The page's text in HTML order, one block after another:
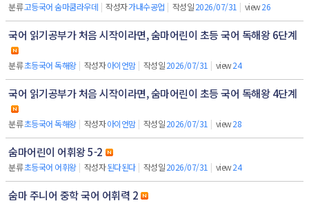
분류고등국어 숨마쿰라우데 | 작성자가내수공업 | 작성일2026/07/31 | view26
국어 읽기공부가 처음 시작이라면, 숨마어린이 초등 국어 독해왕 6단계
분류초등국어 독해왕 | 작성자아이언맘 | 작성일2026/07/31 | view24
국어 읽기공부가 처음 시작이라면, 숨마어린이 초등 국어 독해왕 4단계
분류초등국어 독해왕 | 작성자아이언맘 | 작성일2026/07/31 | view28
숨마어린이 어휘왕 5-2
분류초등국어 어휘왕 | 작성자된다된다 | 작성일2026/07/31 | view24
숨마 주니어 중학 국어 어휘력 2